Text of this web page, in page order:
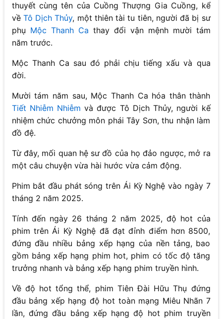
thuyết cùng tên của Cuồng Thượng Gia Cuồng, kể
về Tô Dịch Thủy, một thiên tài tu tiên, người đã bị sư
phụ Mộc Thanh Ca thay đổi vận mệnh mười tám
năm trước.
Mộc Thanh Ca sau đó phải chịu tiếng xấu và qua
đời.
Mười tám năm sau, Mộc Thanh Ca hóa thân thành
Tiết Nhiễm Nhiễm và được Tô Dịch Thủy, người kế
nhiệm chức chưởng môn phái Tây Sơn, thu nhận làm
đồ đệ.
Từ đây, mối quan hệ sư đồ của họ đảo ngược, mở ra
một câu chuyện vừa hài hước vừa cảm động.
Phim bắt đầu phát sóng trên Ái Kỳ Nghệ vào ngày 7
tháng 2 năm 2025.
Tính đến ngày 26 tháng 2 năm 2025, độ hot của
phim trên Ái Kỳ Nghệ đã đạt đỉnh điểm hơn 8500,
đứng đầu nhiều bảng xếp hạng của nền tảng, bao
gồm bảng xếp hạng phim hot, phim có tốc độ tăng
trưởng nhanh và bảng xếp hạng phim truyền hình.
Về độ hot tổng thể, phim Tiên Đài Hữu Thụ đứng
đầu bảng xếp hạng độ hot toàn mạng Miêu Nhãn 7
lần, đứng đầu bảng xếp hạng độ hot phim truyền